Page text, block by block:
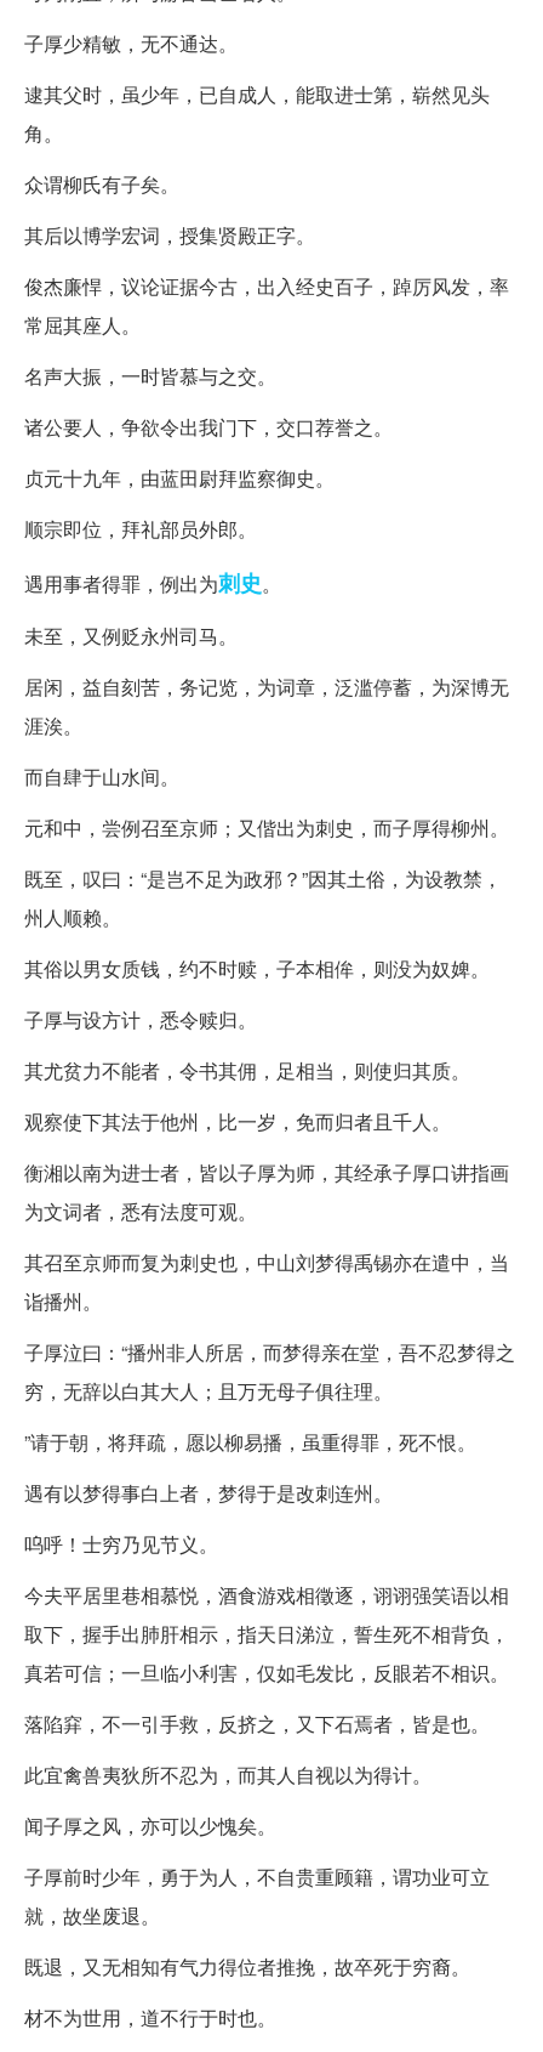
子厚少精敏，无不通达。
逮其父时，虽少年，已自成人，能取进士第，崭然见头
角。
众谓柳氏有子矣。
其后以博学宏词，授集贤殿正字。
俊杰廉悍，议论证据今古，出入经史百子，踔厉风发，率
常屈其座人。
名声大振，一时皆慕与之交。
诸公要人，争欲令出我门下，交口荐誉之。
贞元十九年，由蓝田尉拜监察御史。
顺宗即位，拜礼部员外郎。
遇用事者得罪，例出为刺史。
未至，又例贬永州司马。
居闲，益自刻苦，务记览，为词章，泛滥停蓄，为深博无
涯涘。
而自肆于山水间。
元和中，尝例召至京师；又偕出为刺史，而子厚得柳州。
既至，叹曰：“是岂不足为政邪？”因其土俗，为设教禁，
州人顺赖。
其俗以男女质钱，约不时赎，子本相侔，则没为奴婢。
子厚与设方计，悉令赎归。
其尤贫力不能者，令书其佣，足相当，则使归其质。
观察使下其法于他州，比一岁，免而归者且千人。
衡湘以南为进士者，皆以子厚为师，其经承子厚口讲指画
为文词者，悉有法度可观。
其召至京师而复为刺史也，中山刘梦得禹锡亦在遣中，当
诣播州。
子厚泣曰：“播州非人所居，而梦得亲在堂，吾不忍梦得之
穷，无辞以白其大人；且万无母子俱往理。
”请于朝，将拜疏，愿以柳易播，虽重得罪，死不恨。
遇有以梦得事白上者，梦得于是改刺连州。
呜呼！士穷乃见节义。
今夫平居里巷相慕悦，酒食游戏相徵逐，诩诩强笑语以相
取下，握手出肺肝相示，指天日涕泣，誓生死不相背负，
真若可信；一旦临小利害，仅如毛发比，反眼若不相识。
落陷穽，不一引手救，反挤之，又下石焉者，皆是也。
此宜禽兽夷狄所不忍为，而其人自视以为得计。
闻子厚之风，亦可以少愧矣。
子厚前时少年，勇于为人，不自贵重顾籍，谓功业可立
就，故坐废退。
既退，又无相知有气力得位者推挽，故卒死于穷裔。
材不为世用，道不行于时也。